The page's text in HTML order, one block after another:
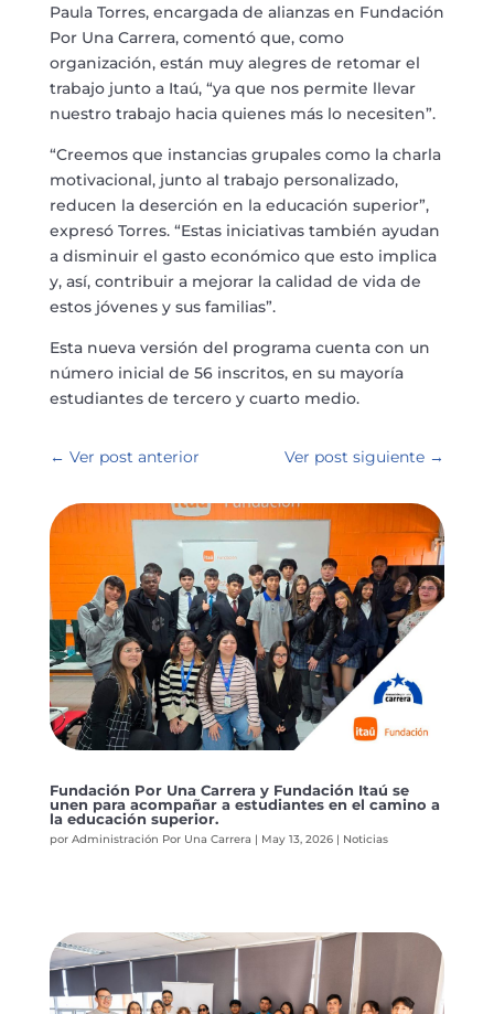
Paula Torres, encargada de alianzas en Fundación
Por Una Carrera, comentó que, como
organización, están muy alegres de retomar el
trabajo junto a Itaú, “ya que nos permite llevar
nuestro trabajo hacia quienes más lo necesiten”.
“Creemos que instancias grupales como la charla
motivacional, junto al trabajo personalizado,
reducen la deserción en la educación superior”,
expresó Torres. “Estas iniciativas también ayudan
a disminuir el gasto económico que esto implica
y, así, contribuir a mejorar la calidad de vida de
estos jóvenes y sus familias”.
Esta nueva versión del programa cuenta con un
número inicial de 56 inscritos, en su mayoría
estudiantes de tercero y cuarto medio.
← Ver post anterior Ver post siguiente →
Fundación Por Una Carrera y Fundación Itaú se
unen para acompañar a estudiantes en el camino a
la educación superior.
por Administración Por Una Carrera | May 13, 2026| Noticias